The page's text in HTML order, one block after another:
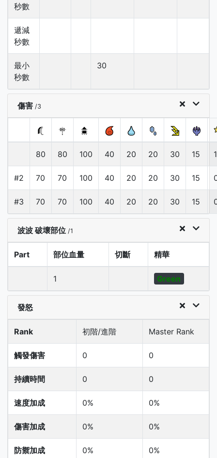
秒數
遞減
秒數
最小
秒數
30
傷害 /3
80 80 100 40 20 20 30 15
#2 70 70 100 40 20 20 30 15
#3 70 70 100 40 20 20 30 15
波波 破壞部位 /1
Part 部位血量 切斷 精華
1 Green
發怒
Rank 初階/進階 Master Rank
觸發傷害 0 0
持續時間 0 0
速度加成 0% 0%
傷害加成 0% 0%
防禦加成 0% 0%